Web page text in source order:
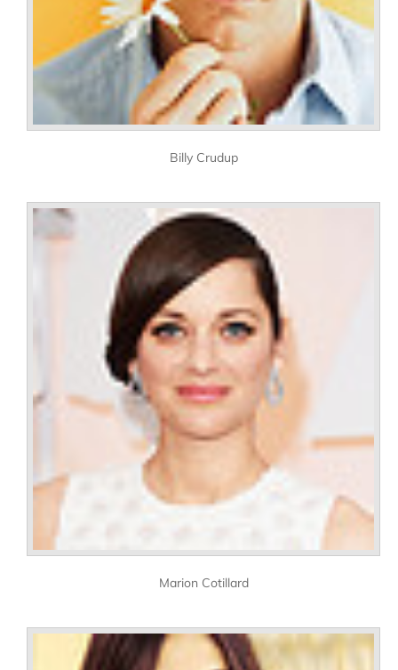
Billy Crudup
Marion Cotillard